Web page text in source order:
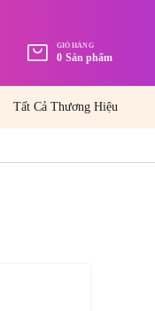
GIỎ HÀNG
0 Sản phẩm
Tất Cả Thương Hiệu